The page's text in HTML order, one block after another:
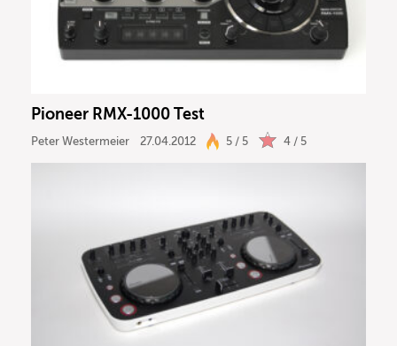
Pioneer RMX-1000 Test
Peter Westermeier 27.04.2012 5 / 5 4 / 5